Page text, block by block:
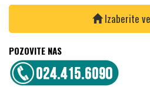
Izaberite
POZOVITE NAS